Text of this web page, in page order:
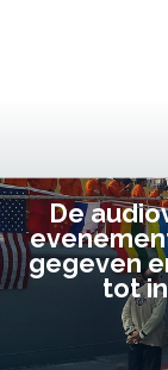
De
gegeven
tot